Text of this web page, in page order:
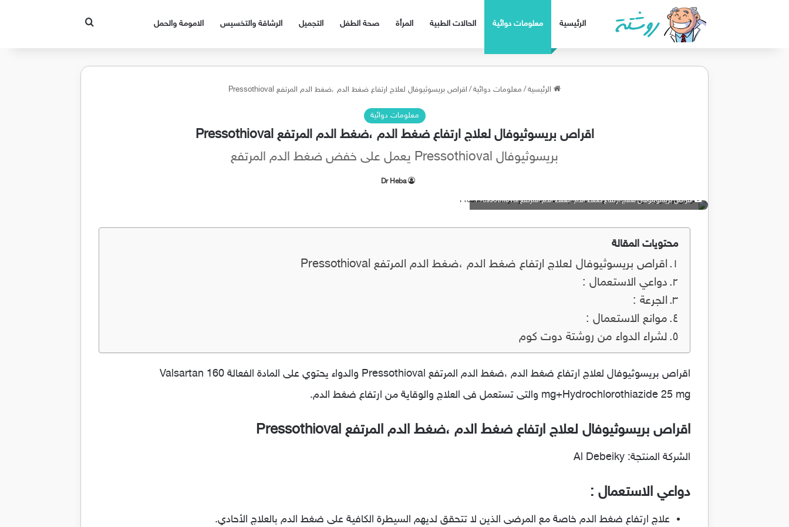
الرئيسية معلومات دوائية الحالات الطبية المرأة صحة الطفل التجميل الرشاقة والتخسيس الامومة والحمل
الرئيسية/ معلومات دوائية/ اقراص بريسوثيوفال لعلاج ارتفاع ضغط الدم ،ضغط الدم المرتفع Pressothioval
معلومات دوائية
اقراص بريسوثيوفال لعلاج ارتفاع ضغط الدم ،ضغط الدم المرتفع Pressothioval
بريسوثيوفال Pressothioval يعمل على خفض ضغط الدم المرتفع
Dr Heba
اقراص بريسوثيوفال لعلاج ارتفاع ضغط الدم ،ضغط الدم المرتفع Pressothioval
محتويات المقالة
اقراص بريسوثيوفال لعلاج ارتفاع ضغط الدم ،ضغط الدم المرتفع Pressothioval
دواعي الاستعمال :
الجرعة :
موانع الاستعمال :
لشراء الدواء من روشتة دوت كوم
اقراص بريسوثيوفال لعلاج ارتفاع ضغط الدم ،ضغط الدم المرتفع Pressothioval والدواء يحتوي على المادة الفعالة Valsartan 160
mg+Hydrochlorothiazide 25 mg والتى تستعمل فى العلاج والوقاية من ارتفاع ضغط الدم.
اقراص بريسوثيوفال لعلاج ارتفاع ضغط الدم ،ضغط الدم المرتفع Pressothioval
الشركة المنتجة: Al Debeiky
دواعي الاستعمال :
علاج ارتفاع ضغط الدم خاصة مع المرضى الذين لا تتحقق لديهم السيطرة الكافية على ضغط الدم بالعلاج الأحادي.